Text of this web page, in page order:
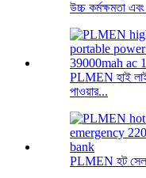
উচ্চ কর্মক্ষমতা
PLMEN হাই
পাওয়ার...
PLMEN হট সেল